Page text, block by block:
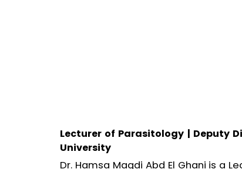
Lecturer of Parasitology | Deputy
University
Dr. Hamsa Magdi Abd El Ghani is a